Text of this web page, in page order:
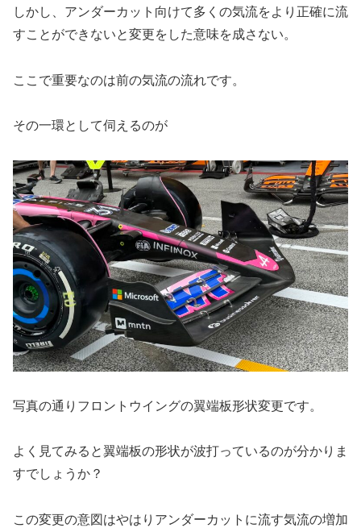
しかし、アンダーカット向けて多くの気流をより正確に流
すことができないと変更をした意味を成さない。
ここで重要なのは前の気流の流れです。
その一環として伺えるのが
写真の通りフロントウイングの翼端板形状変更です。
よく見てみると翼端板の形状が波打っているのが分かりま
すでしょうか？
この変更の意図はやはりアンダーカットに流す気流の増加